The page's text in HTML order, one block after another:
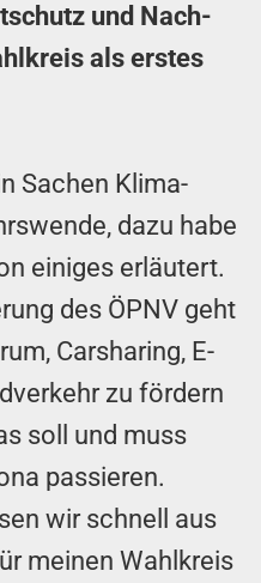
und Nach­
als erstes
Sachen Klima­
dazu habe
einiges erläutert.
des ÖPNV geht
Car­sharing, E-
zu fördern
soll und muss
passieren.
wir schnell aus
meinen Wahl­kreis